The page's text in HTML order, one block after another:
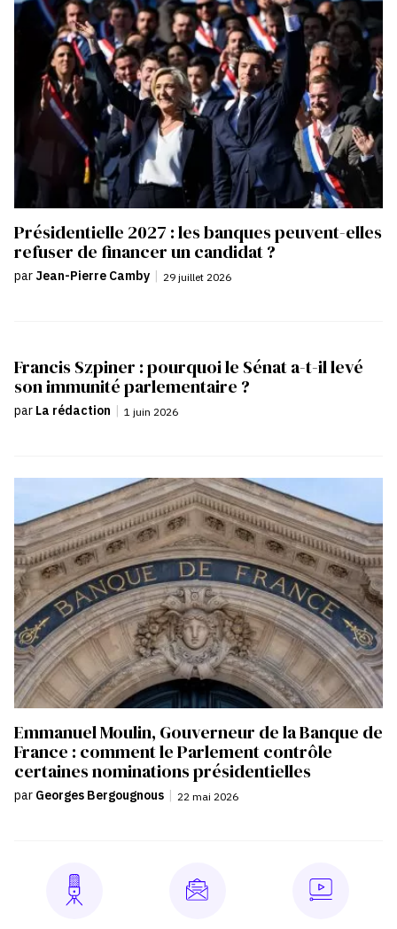
Présidentielle 2027 : les banques peuvent-elles
refuser de financer un candidat ?
par Jean-Pierre Camby | 29 juillet 2026
Francis Szpiner : pourquoi le Sénat a-t-il levé
son immunité parlementaire ?
par La rédaction | 1 juin 2026
Emmanuel Moulin, Gouverneur de la Banque de
France : comment le Parlement contrôle
certaines nominations présidentielles
par Georges Bergougnous | 22 mai 2026